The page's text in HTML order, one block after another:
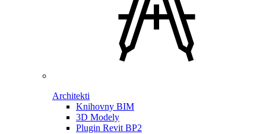
Architekti
Knihovny BIM
3D Modely
Plugin Revit BP2